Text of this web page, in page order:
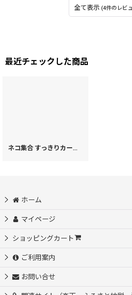
全て表示 (4件のレビ
最近チェックした商品
ネコ集合 すっきりカードケース［t］
ホーム
マイページ
ショッピングカート
ご利用案内
お問い合せ